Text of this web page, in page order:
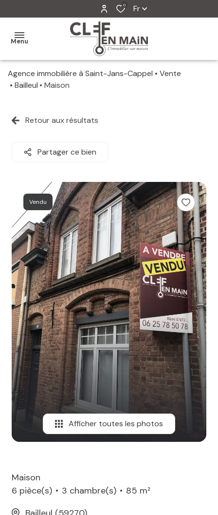
0 Fr
Menu
MON
MES
MES
ESTIMATION
ALERTE
MAIL
Agence immobilière à Saint-Jans-Cappel
Vente
Bailleul
Maison
Retour aux résultats
Partager ce bien
Vendu
Afficher toutes les photos
Maison
6 pièce(s)
3 chambre(s)
85 m²